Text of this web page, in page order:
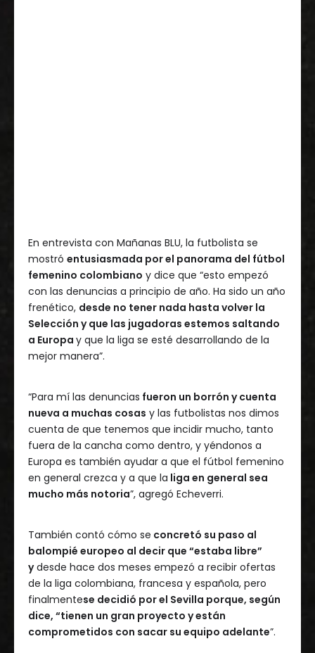
En entrevista con Mañanas BLU, la futbolista se
mostró entusiasmada por el panorama del fútbol
femenino colombiano y dice que “esto empezó
con las denuncias a principio de año. Ha sido un año
frenético, desde no tener nada hasta volver la
Selección y que las jugadoras estemos saltando
a Europa y que la liga se esté desarrollando de la
mejor manera”.
“Para mí las denuncias fueron un borrón y cuenta
nueva a muchas cosas y las futbolistas nos dimos
cuenta de que tenemos que incidir mucho, tanto
fuera de la cancha como dentro, y yéndonos a
Europa es también ayudar a que el fútbol femenino
en general crezca y a que la liga en general sea
mucho más notoria”, agregó Echeverri.
También contó cómo se concretó su paso al
balompié europeo al decir que “estaba libre”
ydesde hace dos meses empezó a recibir ofertas
de la liga colombiana, francesa y española, pero
finalmentese decidió por el Sevilla porque, según
dice, “tienen un gran proyecto y están
comprometidos con sacar su equipo adelante”.